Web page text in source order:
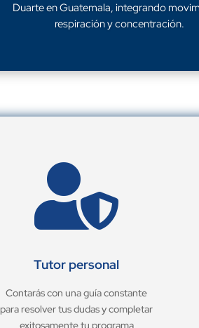
Duarte en Guatemala, integrando
respiración y concentración.

Tutor personal
Contarás con una guía constante
para resolver tus dudas y completar